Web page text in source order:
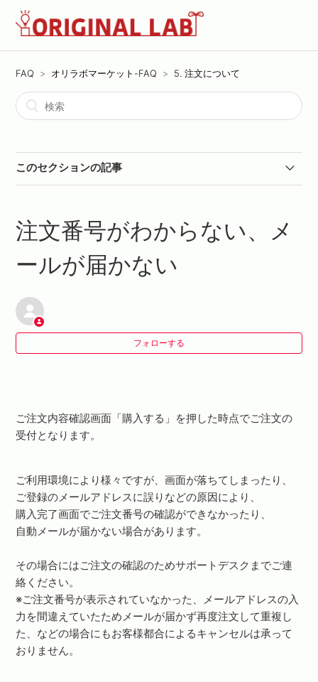
FAQ オリラボマーケット-FAQ 5. 注文について
このセクションの記事
注文の数量を変更したいです。
注文後の商品やカラーの変更はできますか？
支払方法を変更したいです。
注文番号がわからない、メールが届かない
注文番号がわからない、メ
ールが届かない
フォローする
ご注文内容確認画面「購入する」を押した時点でご注文の
受付となります。
ご利用環境により様々ですが、画面が落ちてしまったり、
ご登録のメールアドレスに誤りなどの原因により、
購入完了画面でご注文番号の確認ができなかったり、
自動メールが届かない場合があります。
その場合にはご注文の確認のためサポートデスクまでご連
絡ください。
※ご注文番号が表示されていなかった、メールアドレスの入
力を間違えていたためメールが届かず再度注文して重複し
た、などの場合にもお客様都合によるキャンセルは承って
おりません。